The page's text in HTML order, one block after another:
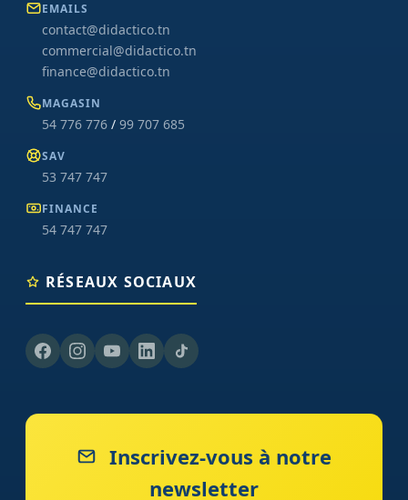
EMAILS
contact@didactico.tn
commercial@didactico.tn
finance@didactico.tn
MAGASIN
54 776 776 / 99 707 685
SAV
53 747 747
FINANCE
54 747 747
RÉSEAUX SOCIAUX
Inscrivez-vous à notre
newsletter